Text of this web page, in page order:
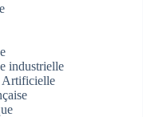
industrielle
Artificielle